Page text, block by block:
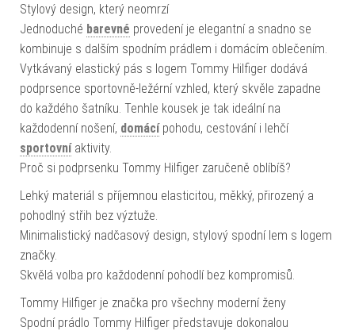
Stylový design, který neomrzí
Jednoduché barevné provedení je elegantní a snadno se
kombinuje s dalším spodním prádlem i domácím oblečením.
Vytkávaný elastický pás s logem Tommy Hilfiger dodává
podprsence sportovně-ležérní vzhled, který skvěle zapadne
do každého šatníku. Tenhle kousek je tak ideální na
každodenní nošení, domácípohodu, cestování i lehčí
sportovníaktivity.
Proč si podprsenku Tommy Hilfiger zaručeně oblíbíš?
Lehký materiál s příjemnou elasticitou, měkký, přirozený a
pohodlný střih bez výztuže.
Minimalistický nadčasový design, stylový spodní lem s logem
značky.
Skvělá volba pro každodenní pohodlí bez kompromisů.
Tommy Hilfiger je značka pro všechny moderní ženy
Spodní prádlo Tommy Hilfiger představuje dokonalou